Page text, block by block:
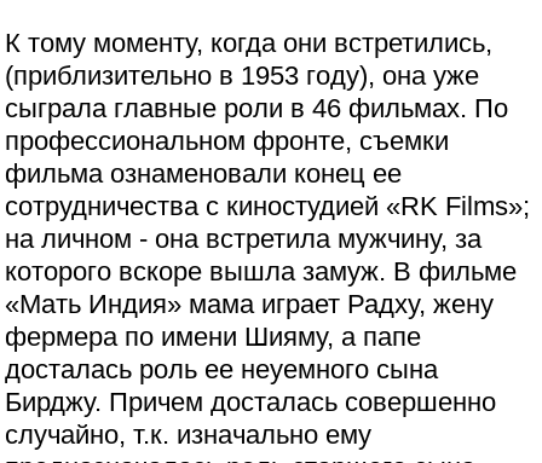
К тому моменту, когда они встретились,
(приблизительно в 1953 году), она уже
сыграла главные роли в 46 фильмах. По
профессиональном фронте, съемки
фильма ознаменовали конец ее
сотрудничества с киностудией «RK Films»;
на личном - она встретила мужчину, за
которого вскоре вышла замуж. В фильме
«Мать Индия» мама играет Радху, жену
фермера по имени Шияму, а папе
досталась роль ее неуемного сына
Бирджу. Причем досталась совершенно
случайно, т.к. изначально ему